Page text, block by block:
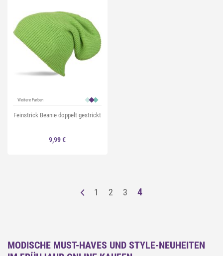
Weitere Farben
Feinstrick Beanie doppelt gestrickt
9,99 €
1 2 3 4
MODISCHE MUST-HAVES UND STYLE-NEUHEITEN